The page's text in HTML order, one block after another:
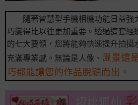
隨著智慧型手機相機功能日益強
巧變得比以往更加重要。透過這套經
的七大要領，您將能夠快速提升拍攝
充滿專業感。無論是人像、 風景還
巧都能讓您的作品脫穎而出。